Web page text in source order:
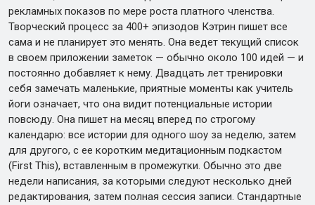
рекламных показов по мере роста платного членства.
Творческий процесс за 400+ эпизодов Кэтрин пишет все
сама и не планирует это менять. Она ведет текущий список
в своем приложении заметок — обычно около 100 идей — и
постоянно добавляет к нему. Двадцать лет тренировки
себя замечать маленькие, приятные моменты как учитель
йоги означает, что она видит потенциальные истории
повсюду. Она пишет на месяц вперед по строгому
календарю: все истории для одного шоу за неделю, затем
для другого, с ее коротким медитационным подкастом
(First This), вставленным в промежутки. Обычно это две
недели написания, за которыми следуют несколько дней
редактирования, затем полная сессия записи. Стандартные